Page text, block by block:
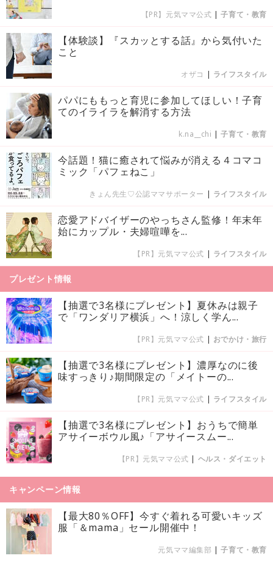
【PR】元気ママ公式 |子育て・教育
【体験談】『スカッとする話』から気付いた
こと
オザコ | ライフスタイル
パパにももっと育児に参加してほしい！子育
てのイライラを解消する方法
k.na__chi |子育て・教育
今話題！猫に癒されて悩みが消える４コマコ
ミック「パフェねこ」
きょん先生♡公認ママサポーター | ライフスタイル
恋愛アドバイザーのやっちさん監修！年末年
始にカップル・夫婦喧嘩を...
【PR】元気ママ公式 | ライフスタイル
プレゼント情報
【抽選で3名様にプレゼント】夏休みは親子
で「ワンダリア横浜」へ！涼しく学ん...
【PR】元気ママ公式 | おでかけ・旅行
【抽選で3名様にプレゼント】濃厚なのに後
味すっきり♪期間限定の「メイトーの...
【PR】元気ママ公式 | ライフスタイル
【抽選で3名様にプレゼント】おうちで簡単
アサイーボウル風♪「アサイースムー...
【PR】元気ママ公式 | ヘルス・ダイエット
キャンペーン情報
【最大80％OFF】今すぐ着れる可愛いキッズ
服「＆mama」セール開催中！
元気ママ編集部 |子育て・教育